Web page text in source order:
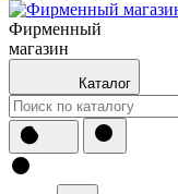
Фирменный
магазин
Каталог